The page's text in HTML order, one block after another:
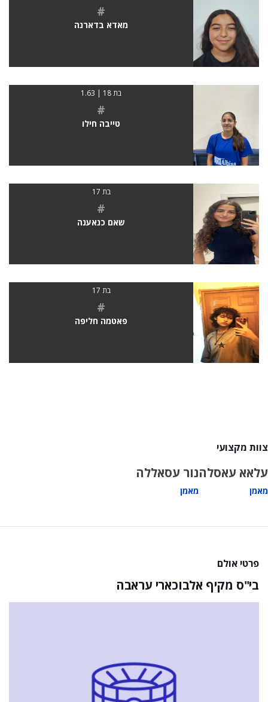
#
מאדא בדארנה
בת 18 | 1.63
#
טייבה חילו
בת 17
#
שאם כנאענה
בת 17
#
פאטמה חליפה
צוות מקצועי
עלאא עאסלה
מאמן
נור עסאללה
מאמן
פרטי אולם
בי"ס מקיף אלבוכארי עראבה